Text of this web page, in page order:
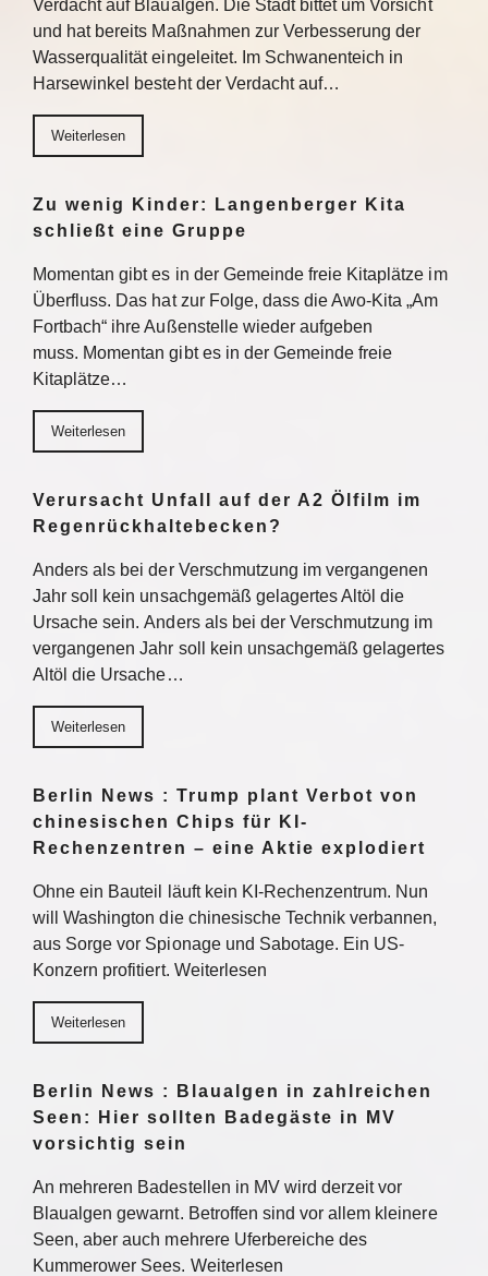
Verdacht auf Blaualgen. Die Stadt bittet um Vorsicht
und hat bereits Maßnahmen zur Verbesserung der
Wasserqualität eingeleitet. Im Schwanenteich in
Harsewinkel besteht der Verdacht auf…
Weiterlesen
Zu wenig Kinder: Langenberger Kita
schließt eine Gruppe
Momentan gibt es in der Gemeinde freie Kitaplätze im
Überfluss. Das hat zur Folge, dass die Awo-Kita „Am
Fortbach“ ihre Außenstelle wieder aufgeben
muss. Momentan gibt es in der Gemeinde freie
Kitaplätze…
Weiterlesen
Verursacht Unfall auf der A2 Ölfilm im
Regenrückhaltebecken?
Anders als bei der Verschmutzung im vergangenen
Jahr soll kein unsachgemäß gelagertes Altöl die
Ursache sein. Anders als bei der Verschmutzung im
vergangenen Jahr soll kein unsachgemäß gelagertes
Altöl die Ursache…
Weiterlesen
Berlin News : Trump plant Verbot von
chinesischen Chips für KI-
Rechenzentren – eine Aktie explodiert
Ohne ein Bauteil läuft kein KI-Rechenzentrum. Nun
will Washington die chinesische Technik verbannen,
aus Sorge vor Spionage und Sabotage. Ein US-
Konzern profitiert. Weiterlesen
Weiterlesen
Berlin News : Blaualgen in zahlreichen
Seen: Hier sollten Badegäste in MV
vorsichtig sein
An mehreren Badestellen in MV wird derzeit vor
Blaualgen gewarnt. Betroffen sind vor allem kleinere
Seen, aber auch mehrere Uferbereiche des
Kummerower Sees. Weiterlesen